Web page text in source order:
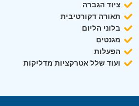
ציוד הגברה
תאורה דקורטיבית
בלוני הליום
מגנטים
הפעלות
ועוד שלל אטרקציות מדליקות